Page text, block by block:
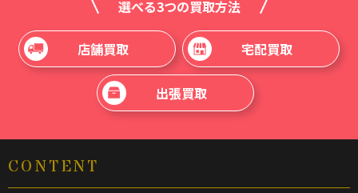
選べる3つの買取方法
店舗買取 宅配買取
出張買取
CONTENT